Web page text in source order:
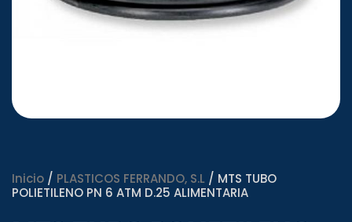
Inicio / PLASTICOS FERRANDO, S.L / MTS TUBO
POLIETILENO PN 6 ATM D.25 ALIMENTARIA